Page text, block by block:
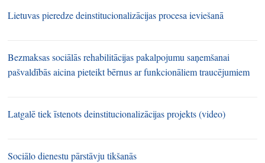
Lietuvas pieredze deinstitucionalizācijas procesa ieviešanā
Bezmaksas sociālās rehabilitācijas pakalpojumu saņemšanai
pašvaldībās aicina pieteikt bērnus ar funkcionāliem traucējumiem
Latgalē tiek īstenots deinstitucionalizācijas projekts (video)
Sociālo dienestu pārstāvju tikšanās